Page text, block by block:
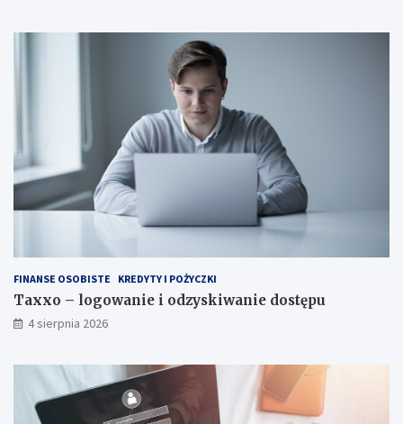
FINANSE OSOBISTE KREDYTY I POŻYCZKI
Taxxo – logowanie i odzyskiwanie dostępu
4 sierpnia 2026